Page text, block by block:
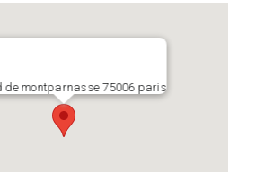
de montparnasse 75006 paris